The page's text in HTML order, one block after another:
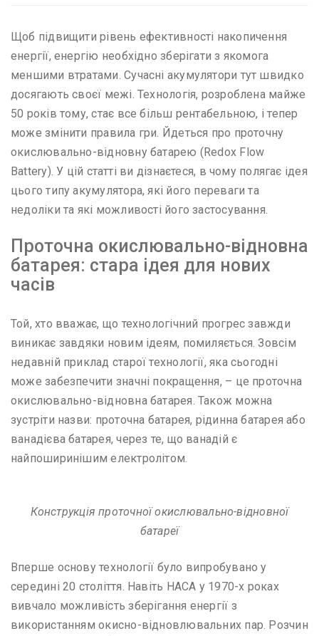
Щоб підвищити рівень ефективності накопичення
енергії, енергію необхідно зберігати з якомога
меншими втратами. Сучасні акумулятори тут швидко
досягають своєї межі. Технологія, розроблена майже
50 років тому, стає все більш рентабельною, і тепер
може змінити правила гри. Йдеться про проточну
окислювально-відновну батарею (Redox Flow
Battery). У цій статті ви дізнаєтеся, в чому полягає ідея
цього типу акумулятора, які його переваги та
недоліки та які можливості його застосування.
Проточна окислювально-відновна
батарея: стара ідея для нових
часів
Той, хто вважає, що технологічний прогрес завжди
виникає завдяки новим ідеям, помиляється. Зовсім
недавній приклад старої технології, яка сьогодні
може забезпечити значні покращення, – це проточна
окислювально-відновна батарея. Також можна
зустріти назви: проточна батарея, рідинна батарея або
ванадієва батарея, через те, що ванадій є
найпоширинішим електролітом.
Конструкція проточної окислювально-відновної
батареї
Вперше основу технології було випробувано у
середині 20 століття. Навіть НАСА у 1970-х роках
вивчало можливість зберігання енергії з
використанням окисно-відновлювальних пар. Розчин